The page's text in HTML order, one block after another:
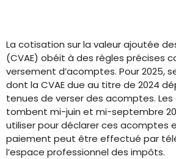
La cotisation sur la valeur ajoutée
(CVAE) obéit à des règles précises
versement d’acomptes. Pour 2025,
dont la CVAE due au titre de 2024
tenues de verser des acomptes.
tombent mi-juin et mi-septembre
utiliser pour déclarer ces acomptes
paiement peut être effectué par
l’espace professionnel des impôts.